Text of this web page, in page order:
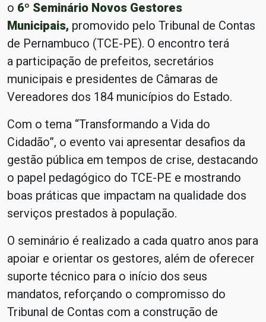
o 6º Seminário Novos Gestores
Municipais, promovido pelo Tribunal de Contas
de Pernambuco (TCE-PE). O encontro terá
a participação de prefeitos, secretários
municipais e presidentes de Câmaras de
Vereadores dos 184 municípios do Estado.
Com o tema “Transformando a Vida do
Cidadão”, o evento vai apresentar desafios da
gestão pública em tempos de crise, destacando
o papel pedagógico do TCE-PE e mostrando
boas práticas que impactam na qualidade dos
serviços prestados à população.
O seminário é realizado a cada quatro anos para
apoiar e orientar os gestores, além de oferecer
suporte técnico para o início dos seus
mandatos, reforçando o compromisso do
Tribunal de Contas com a construção de